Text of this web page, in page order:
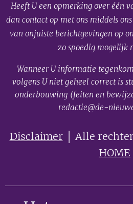
Heeft U een opmerking over één
dan contact op met ons middels
van onjuiste berichtgevingen op
zo spoedig mogelijk
Wanneer U informatie
volgens U niet geheel correct is
onderbouwing (feiten en
redactie@de-
Disclaimer│ Alle
HOME